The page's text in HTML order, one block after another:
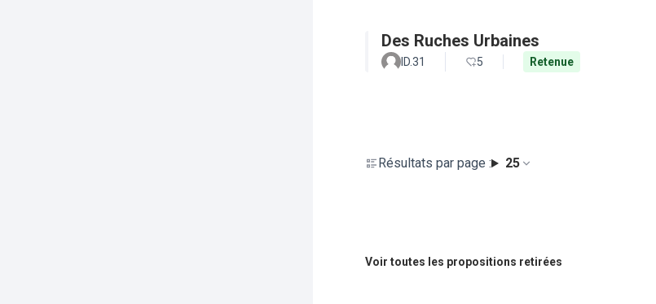
Des Ruches Urbaines
ID.31 5 Retenue
Résultats par page : 25
Voir toutes les propositions retirées